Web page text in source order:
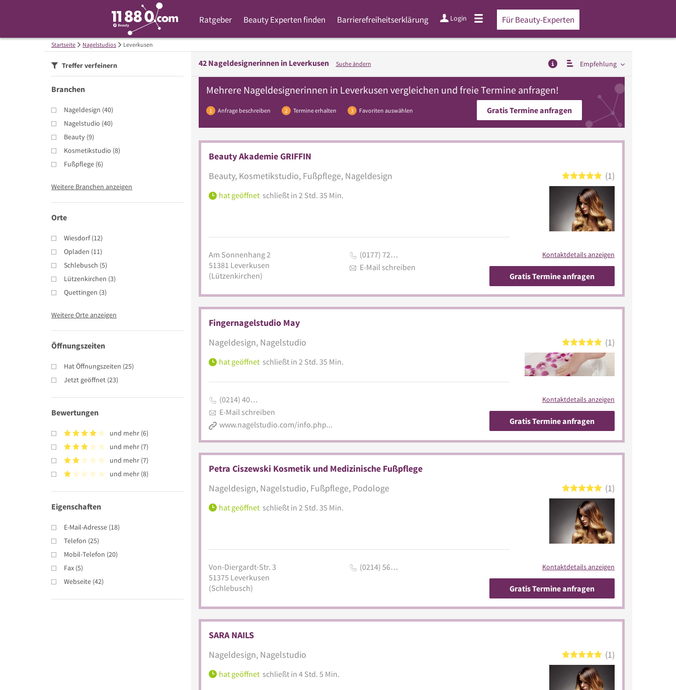
Ratgeber Beauty Experten finden Barrierefreiheitserklärung Login Für Beauty-Experten
Startseite Nagelstudios Leverkusen
Treffer verfeinern
Branchen
Nageldesign (40)
Nagelstudio (40)
Beauty (9)
Kosmetikstudio (8)
Fußpflege (6)
Weitere Branchen anzeigen
Orte
Wiesdorf(12)
Opladen (11)
Schlebusch (5)
Lützenkirchen (3)
Quettingen (3)
Weitere Orte anzeigen
Öffnungszeiten
Hat Öffnungszeiten (25)
Jetzt geöffnet (23)
Bewertungen
und mehr (6)
und mehr (7)
und mehr (7)
und mehr (8)
Eigenschaften
E-Mail-Adresse (18)
Telefon (25)
Mobil-Telefon (20)
Fax (5)
Webseite (42)
42 Nageldesignerinnen in Leverkusen Suche ändern Empfehlung
1 Anfrage beschreiben 2 Termine erhalten 3 Favoriten auswählen
Mehrere Nageldesignerinnen in Leverkusen vergleichen und freie Termine anfragen!
Gratis Termine anfragen
Beauty Akademie GRIFFIN
Beauty, Kosmetikstudio, Fußpflege, Nageldesign
hat geöffnet schließt in 2 Std. 35 Min.
1
Am Sonnenhang 2
51381 Leverkusen
(Lützenkirchen)
(0177) 72…
E-Mail schreiben
Kontaktdetails anzeigen
Gratis Termine anfragen
Fingernagelstudio May
Nageldesign, Nagelstudio
hat geöffnet schließt in 2 Std. 35 Min.
1
(0214) 40…
E-Mail schreiben
www.nagelstudio.com/info.php?studio=4630
Kontaktdetails anzeigen
Gratis Termine anfragen
Petra Ciszewski Kosmetik und Medizinische Fußpflege
Nageldesign, Nagelstudio, Fußpflege, Podologe
hat geöffnet schließt in 2 Std. 35 Min.
1
Von-Diergardt-Str. 3
51375 Leverkusen
(Schlebusch)
(0214) 56… Kontaktdetails anzeigen
Gratis Termine anfragen
SARA NAILS
Nageldesign, Nagelstudio
hat geöffnet schließt in 4 Std. 5 Min.
1